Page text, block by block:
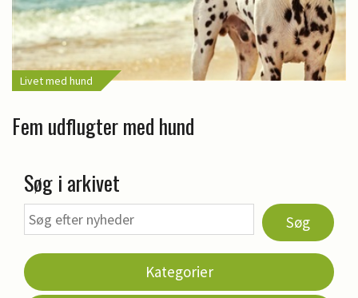
Livet med hund
Fem udflugter med hund
Søg i arkivet
Søg
Kategorier